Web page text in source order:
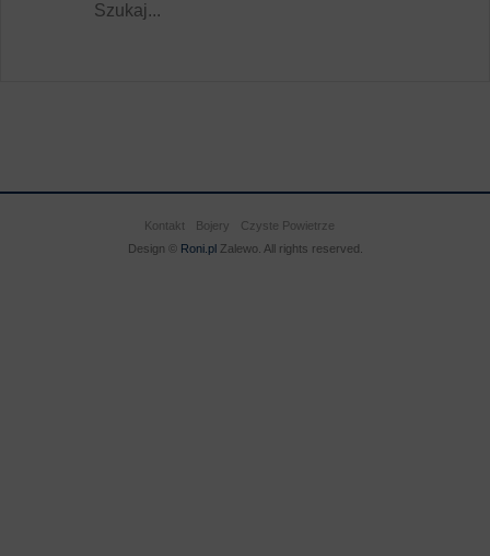
Kontakt Bojery
Czyste Powietrze
Design ©
Roni.pl Zalewo. All rights reserved.